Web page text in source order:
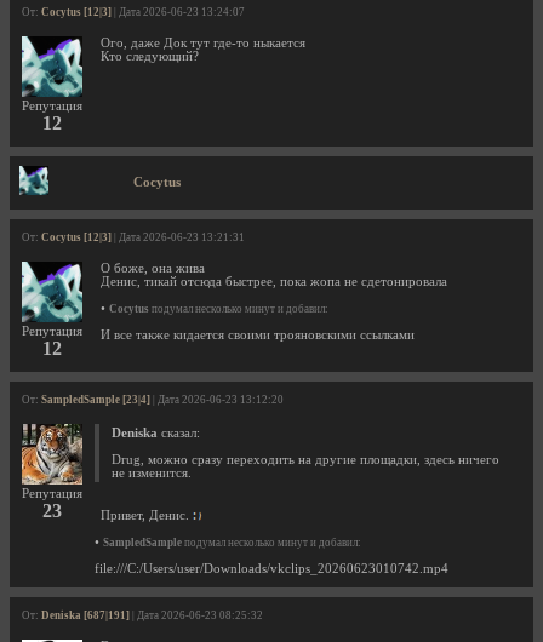
От: Cocytus [12|3] | Дата 2026-06-23 13:24:07
Репутация
12
Ого, даже Док тут где-то ныкается
Кто следующий?
Cocytus
От: Cocytus [12|3] | Дата 2026-06-23 13:21:31
Репутация
12
О боже, она жива
Денис, тикай отсюда быстрее, пока жопа не сдетонировала
• Cocytus подумал несколько минут и добавил:
И все также кидается своими трояновскими ссылками
От: SampledSample [23|4] | Дата 2026-06-23 13:12:20
Репутация
23
Deniska сказал:
Drug, можно сразу переходить на другие площадки, здесь ничего
не изменится.
Привет, Денис.
• SampledSample подумал несколько минут и добавил:
file:///C:/Users/user/Downloads/vkclips_20260623010742.mp4
От: Deniska [687|191] | Дата 2026-06-23 08:25:32